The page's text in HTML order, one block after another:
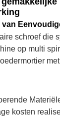
schroef
op multi
kosten